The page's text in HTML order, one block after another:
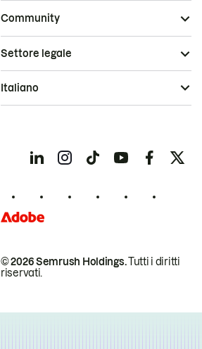
Community
© 2026 Semrush Holdings.Tutti i diritti
riservati.
Settore legale
Italiano